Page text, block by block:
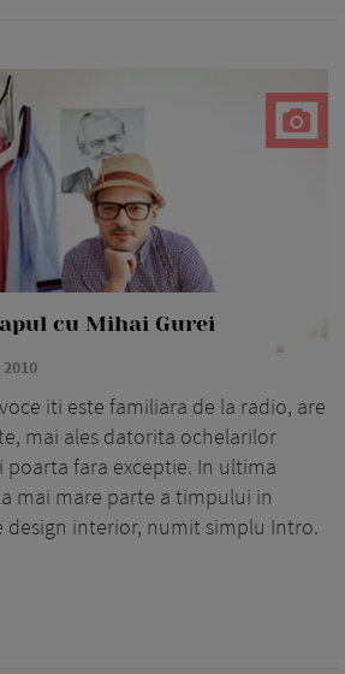
cu Mihai Gurei
iti este familiara de la radio, are
mai ales datorita ochelarilor
poarta fara exceptie. In ultima
mai mare parte a timpului in
design interior, numit simplu Intro.